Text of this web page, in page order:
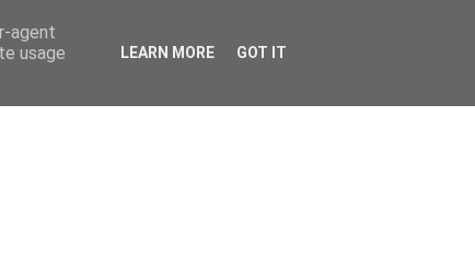
agent
usage
LEARN MORE GOT IT